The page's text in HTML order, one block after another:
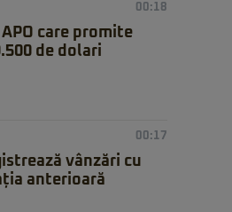
00:18
care promite
de dolari
00:17
vânzări cu
anterioară